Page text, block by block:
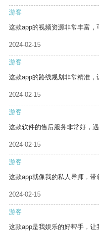
游客
这款app的视频资源非常丰富，
2024-02-15
游客
这款app的路线规划非常精准，
2024-02-15
游客
这款软件的售后服务非常好，
2024-02-15
游客
这款app就像我的私人导师，带
2024-02-15
游客
这款app是我娱乐的好帮手，让